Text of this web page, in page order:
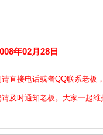
年02月28日
直接电话或者QQ联系老板
及时通知老板。大家一起维